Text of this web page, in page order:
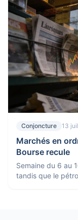
Conjoncture 13
Marchés en
Bourse recule
Semaine du 6 au
tandis que le